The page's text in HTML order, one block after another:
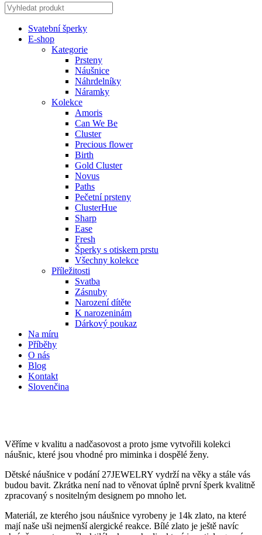
Svatební šperky
E-shop
Kategorie
Prsteny
Náušnice
Náhrdelníky
Náramky
Kolekce
Amoris
Can We Be
Cluster
Precious flower
Birth
Gold Cluster
Novus
Paths
Pečetní prsteny
ClusterHue
Sharp
Ease
Fresh
Šperky s otiskem prstu
Všechny kolekce
Příležitosti
Svatba
Zásnuby
Narození dítěte
K narozeninám
Dárkový poukaz
Na míru
Příběhy
O nás
Blog
Kontakt
Slovenčina
Věříme v kvalitu a nadčasovost a proto jsme vytvořili kolekci
náušnic, které jsou vhodné pro miminka i dospělé ženy.
Dětské náušnice v podání 27JEWELRY vydrží na věky a stále vás
budou bavit. Zkrátka není nad to věnovat úplně první šperk kvalitně
zpracovaný s nositelným designem po mnoho let.
Materiál, ze kterého jsou náušnice vyrobeny je 14k zlato, na které
mají naše uši nejmenší alergické reakce. Bílé zlato je ještě navíc